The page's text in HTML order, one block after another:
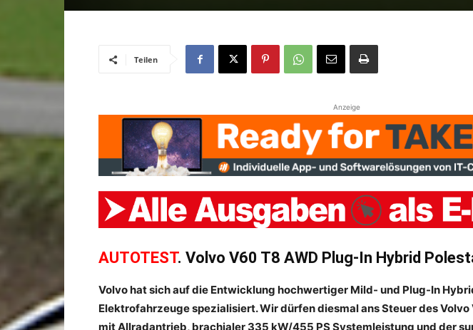
Teilen
Anzeige
AUTOTEST. Volvo V60 T8 AWD Plug-In Hybrid
Volvo hat sich auf die Entwicklung hochwertiger Mild- und Plug-In
Elektrofahrzeuge spezialisiert. Wir dürfen diesmal ans Steuer des
mit Allradantrieb, brachialer 335 kW/455 PS Systemleistung und der